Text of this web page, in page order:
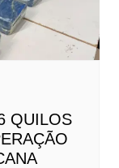
QUILOS